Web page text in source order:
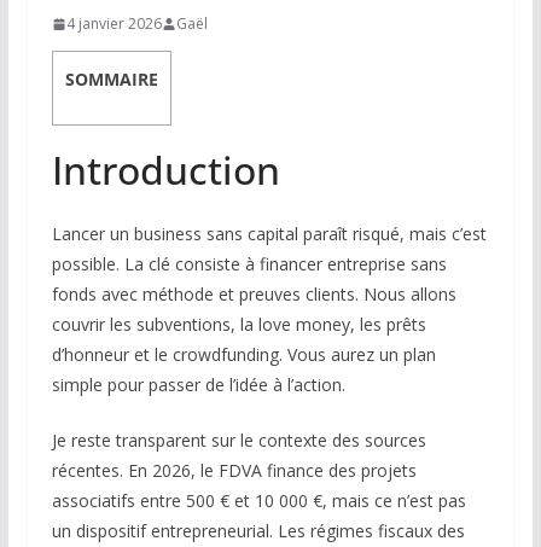
4 janvier 2026 Gaël
SOMMAIRE
Introduction
Lancer un business sans capital paraît risqué, mais c’est
possible. La clé consiste à financer entreprise sans
fonds avec méthode et preuves clients. Nous allons
couvrir les subventions, la love money, les prêts
d’honneur et le crowdfunding. Vous aurez un plan
simple pour passer de l’idée à l’action.
Je reste transparent sur le contexte des sources
récentes. En 2026, le FDVA finance des projets
associatifs entre 500 € et 10 000 €, mais ce n’est pas
un dispositif entrepreneurial. Les régimes fiscaux des